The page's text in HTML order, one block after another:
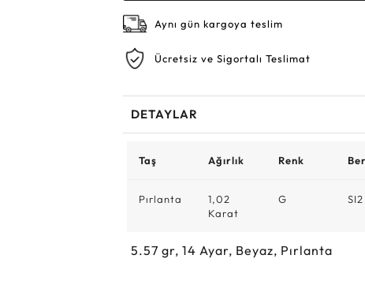
Aynı gün kargoya teslim
Ücretsiz ve Sigortalı Teslimat
DETAYLAR
Taş Ağırlık Renk
Pırlanta
1,02
Karat
G SI2
5.57gr,14Ayar, Beyaz, Pırlanta